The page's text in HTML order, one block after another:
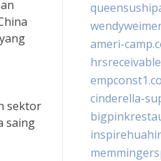
sektor
saing
ameri-
cinderella-